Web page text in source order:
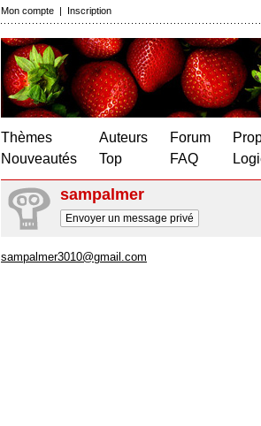
Mon compte | Inscription
Thèmes
Nouveautés
Auteurs
Top
Forum
FAQ
sampalmer
Envoyer un message privé
sampalmer3010@gmail.com